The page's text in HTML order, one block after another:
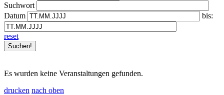
Suchwort
Datum
bis:
reset
Es wurden keine Veranstaltungen gefunden.
drucken nach oben